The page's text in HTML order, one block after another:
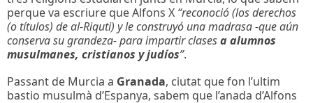
perque va escriure que Alfons X “reconoció (los derechos
(o títulos) de al-Riquti) y le construyó una madrasa -que aún
conserva su grandeza- para impartir clasesa alumnos
musulmanes, cristianos y judíos”.
Passant de Murcia a Granada, ciutat que fon l’ultim
bastio musulmà d’Espanya, sabem que l’anada d’Alfons